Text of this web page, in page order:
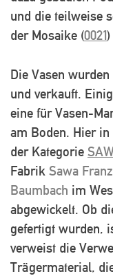
und die teilweise
der Mosaike (0021
Die Vasen
und verkauft.
eine für Vasen-
am Boden. Hier
der Kategorie
Fabrik Sawa
Baumbach im
abgewickelt. Ob
gefertigt wurden,
verweist die
Trägermaterial,